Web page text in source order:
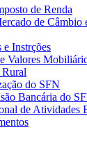
de Renda
de Câmbio
Instrções
Valores
do SFN
Bancária do
de Atividades